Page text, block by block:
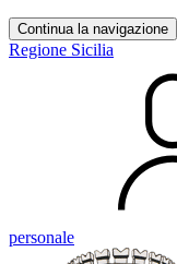
Continua la navigazione
Regione Sicilia
personale